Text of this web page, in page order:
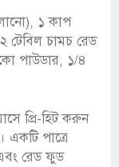
১ কাপ
টেবিল চামচ রেড
পাউডার, ১/৪
প্রি-হিট করুন
একটি পাত্রে
রেড ফুড